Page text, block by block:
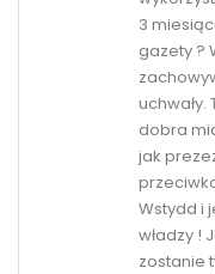
3
gazety ?
uchwały.
dobra
jak
Wstydd i
władzy !
zostanie